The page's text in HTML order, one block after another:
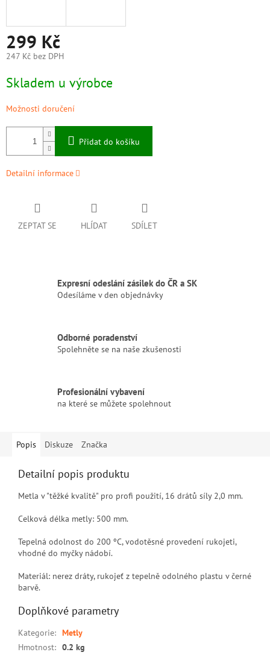
299 Kč
247 Kč bez DPH
cena:
Skladem u výrobce
Možnosti doručení
Přidat do košíku
Detailní informace
ZEPTAT SE HLÍDAT SDÍLET
Expresní odeslání zásilek do ČR a SK
Odesíláme v den objednávky
Odborné poradenství
Spolehněte se na naše zkušenosti
Profesionální vybavení
na které se můžete spolehnout
Popis Diskuze Značka
Detailní popis produktu
Metla v "těžké kvalitě" pro profi použití, 16 drátů síly 2,0 mm.
Celková délka metly: 500 mm.
Tepelná odolnost do 200 ºC, vodotěsné provedení rukojeti,
vhodné do myčky nádobí.
Materiál: nerez dráty, rukojeť z tepelně odolného plastu v černé
barvě.
Doplňkové parametry
Kategorie: Metly
Hmotnost: 0.2 kg